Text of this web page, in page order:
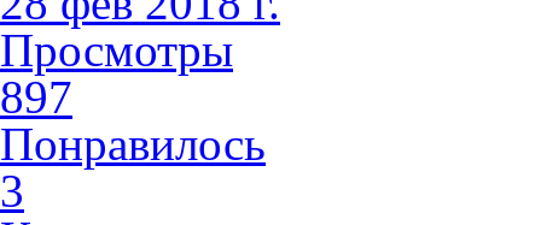
Просмотры
897
Понравилось
3